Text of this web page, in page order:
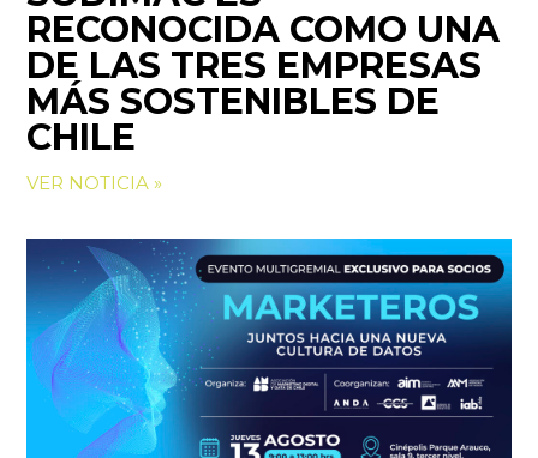
RECONOCIDA COMO UNA
DE LAS TRES EMPRESAS
MÁS SOSTENIBLES DE
CHILE
VER NOTICIA »